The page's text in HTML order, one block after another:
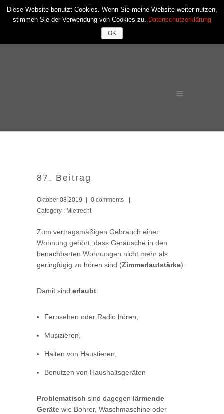
87. Beitrag
Oktober 08 2019 0 comments
Category : Mietrecht
Zum vertragsmäßigen Gebrauch einer
Wohnung gehört, dass Geräusche in den
benachbarten Wohnungen nicht mehr als
geringfügig zu hören sind (Zimmerlautstärke).
Damit sind erlaubt:
Fernsehen oder Radio hören,
Musizieren,
Halten von Haustieren,
Benutzen von Haushaltsgeräten
Problematisch sind dagegen lärmende
Geräte wie Bohrer, Waschmaschine oder
Diese Website benutzt Cookies. Wenn Sie meine Website weiter nutzen,
stimmen Sie der Verwendung von Cookies zu. Datenschutzerklärung
OK